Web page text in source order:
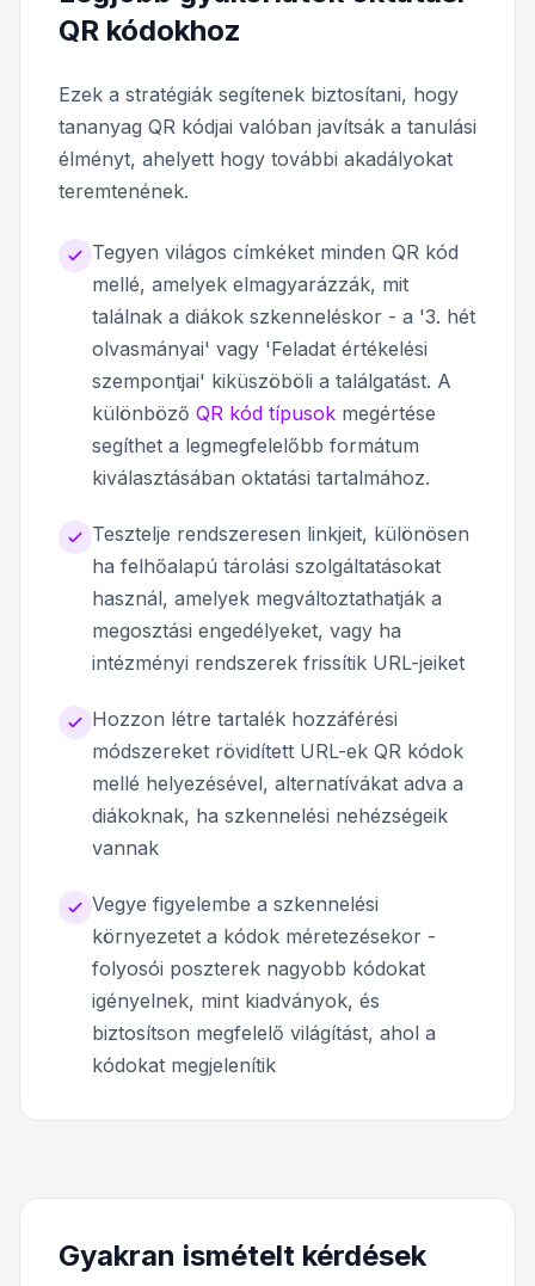
QR kódokhoz
Ezek a stratégiák segítenek biztosítani, hogy
tananyag QR kódjai valóban javítsák a tanulási
élményt, ahelyett hogy további akadályokat
teremtenének.
Tegyen világos címkéket minden QR kód
mellé, amelyek elmagyarázzák, mit
találnak a diákok szkenneléskor - a '3. hét
olvasmányai' vagy 'Feladat értékelési
szempontjai' kiküszöböli a találgatást. A
különböző QR kód típusok megértése
segíthet a legmegfelelőbb formátum
kiválasztásában oktatási tartalmához.
Tesztelje rendszeresen linkjeit, különösen
ha felhőalapú tárolási szolgáltatásokat
használ, amelyek megváltoztathatják a
megosztási engedélyeket, vagy ha
intézményi rendszerek frissítik URL-jeiket
Hozzon létre tartalék hozzáférési
módszereket rövidített URL-ek QR kódok
mellé helyezésével, alternatívákat adva a
diákoknak, ha szkennelési nehézségeik
vannak
Vegye figyelembe a szkennelési
környezetet a kódok méretezésekor -
folyosói poszterek nagyobb kódokat
igényelnek, mint kiadványok, és
biztosítson megfelelő világítást, ahol a
kódokat megjelenítik
Gyakran ismételt kérdések